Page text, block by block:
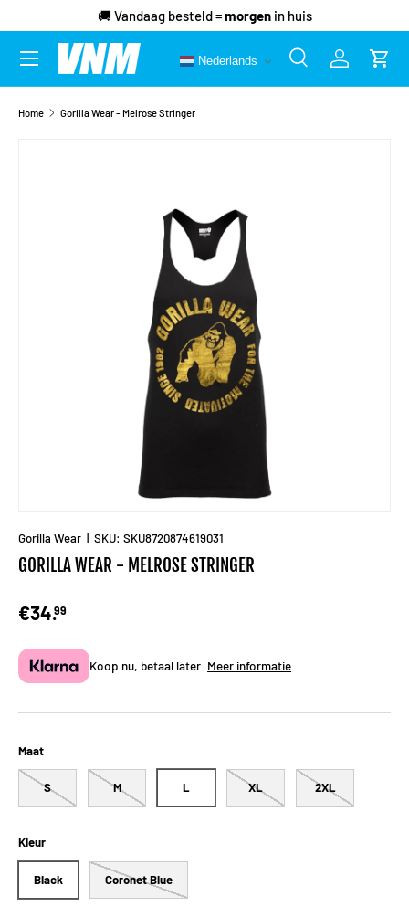
Ga naar inhoud
🚚 Vandaag besteld =morgen in huis
Zoeken
ZoekenInloggen
Nederlands
Menu
Home Gorilla Wear - Melrose Stringer
Gorilla Wear | SKU: SKU8720874619031
GORILLA WEAR - MELROSE STRINGER
€34.99
Koop nu, betaal later. Meer informatie
Maat
S M L XL 2XL
Kleur
Black Coronet Blue